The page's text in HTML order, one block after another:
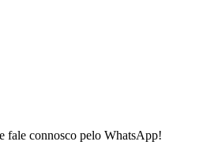
fale connosco pelo WhatsApp!